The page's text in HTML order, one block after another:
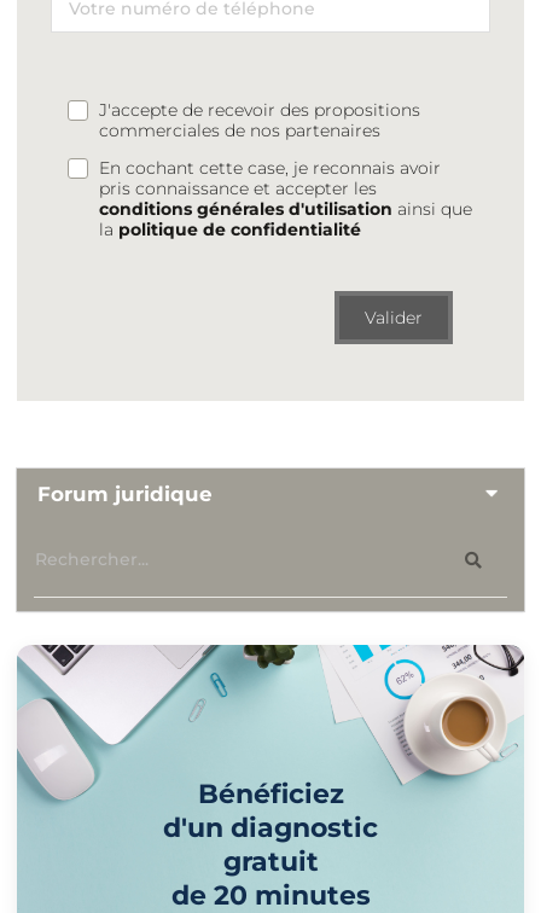
J'accepte de recevoir des propositions
commerciales de nos partenaires
En cochant cette case, je reconnais avoir
pris connaissance et accepter les
conditions générales d'utilisation ainsi que
la politique de confidentialité
Valider
Forum juridique
Bénéficiez
d'un diagnostic
gratuit
de 20 minutes